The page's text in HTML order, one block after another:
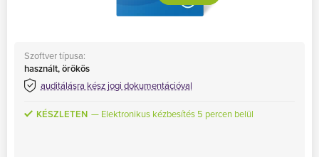
Szoftver típusa:
használt, örökös
auditálásra kész jogi dokumentációval
KÉSZLETEN Elektronikus kézbesítés 5 percen belül